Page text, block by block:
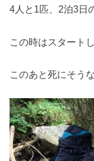
4人と1匹、2泊3日
この時はスタート
このあと死にそう